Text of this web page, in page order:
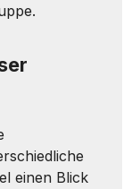
einen Blick